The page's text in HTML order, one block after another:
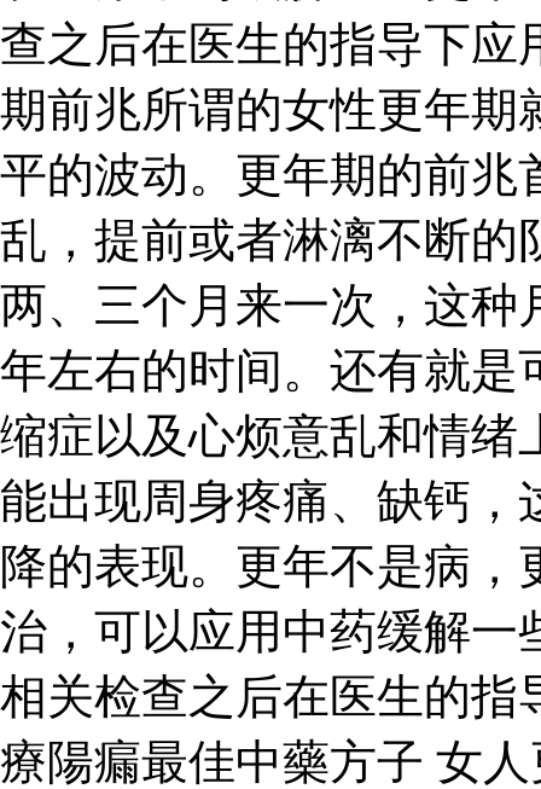
查之后在医生的指导下应
期前兆所谓的女性更年期
平的波动。更年期的前兆
乱，提前或者淋漓不断的
两、三个月来一次，这种
年左右的时间。还有就是
缩症以及心烦意乱和情绪
能出现周身疼痛、缺钙，
降的表现。更年不是病
治，可以应用中药缓解一
相关检查之后在医生的指
療陽瘺最佳中藥方子 女